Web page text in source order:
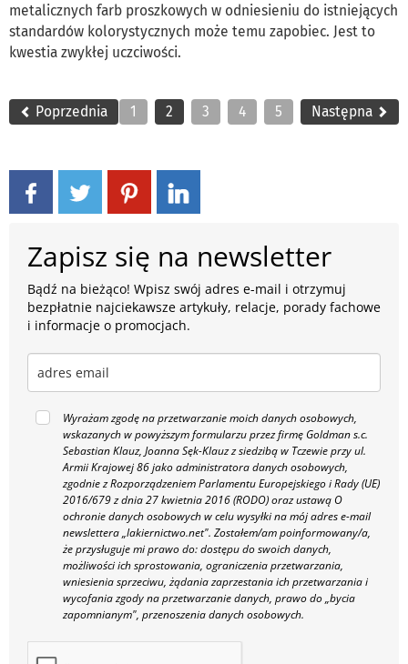
metalicznych farb proszkowych w odniesieniu do istniejących
standardów kolorystycznych może temu zapobiec. Jest to
kwestia zwykłej uczciwości.
Poprzednia 1 2 3 4 5 Następna
Zapisz się na newsletter
Bądź na bieżąco! Wpisz swój adres e-mail i otrzymuj
bezpłatnie najciekawsze artykuły, relacje, porady fachowe
i informacje o promocjach.
Wyrażam zgodę na przetwarzanie moich danych osobowych,
wskazanych w powyższym formularzu przez firmę Goldman s.c.
Sebastian Klauz, Joanna Sęk-Klauz z siedzibą w Tczewie przy ul.
Armii Krajowej 86 jako administratora danych osobowych,
zgodnie z Rozporządzeniem Parlamentu Europejskiego i Rady (UE)
2016/679 z dnia 27 kwietnia 2016 (RODO) oraz ustawą O
ochronie danych osobowych w celu wysyłki na mój adres e-mail
newslettera „lakiernictwo.net". Zostałem/am poinformowany/a,
że przysługuje mi prawo do: dostępu do swoich danych,
możliwości ich sprostowania, ograniczenia przetwarzania,
wniesienia sprzeciwu, żądania zaprzestania ich przetwarzania i
wycofania zgody na przetwarzanie danych, prawo do „bycia
zapomnianym", przenoszenia danych osobowych.